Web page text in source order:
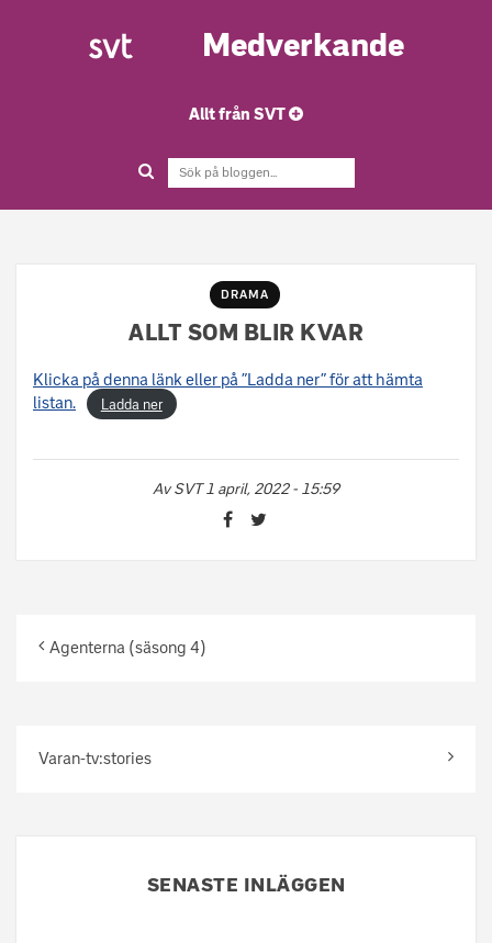
Medverkande
Allt från SVT
DRAMA
ALLT SOM BLIR KVAR
Klicka på denna länk eller på ”Ladda ner” för att hämta
listan.
Ladda ner
AvSVT 1 april, 2022 - 15:59
Agenterna (säsong 4)
Varan-tv:stories
SENASTE INLÄGGEN